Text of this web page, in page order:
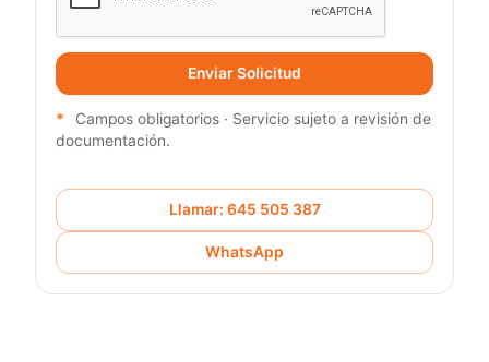
Enviar Solicitud
*
Campos obligatorios · Servicio sujeto a revisión de
documentación.
Llamar: 645 505 387
WhatsApp